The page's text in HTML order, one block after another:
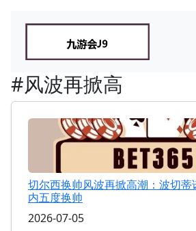
#风波再掀高
切尔西换帅风波再掀高潮：波切
内五度换帅
2026-07-05